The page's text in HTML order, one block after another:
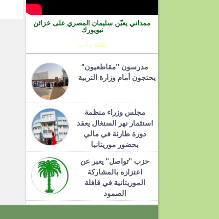
ممداني يعيّن سليمان المصري على خزائن
نيويورك
ثقافة وأدب
مدرسون "مقاطعيون"
يحتجون أمام وزارة التربية
مجلس وزراء منظمة
استثمار نهر السنغال يعقد
دورة طارئة في مالي
بحضور موريتانيا
حزب "تواصل" يعبر عن
اعتزازه بالمشاركة
الموريتانية في قافلة
الصمود